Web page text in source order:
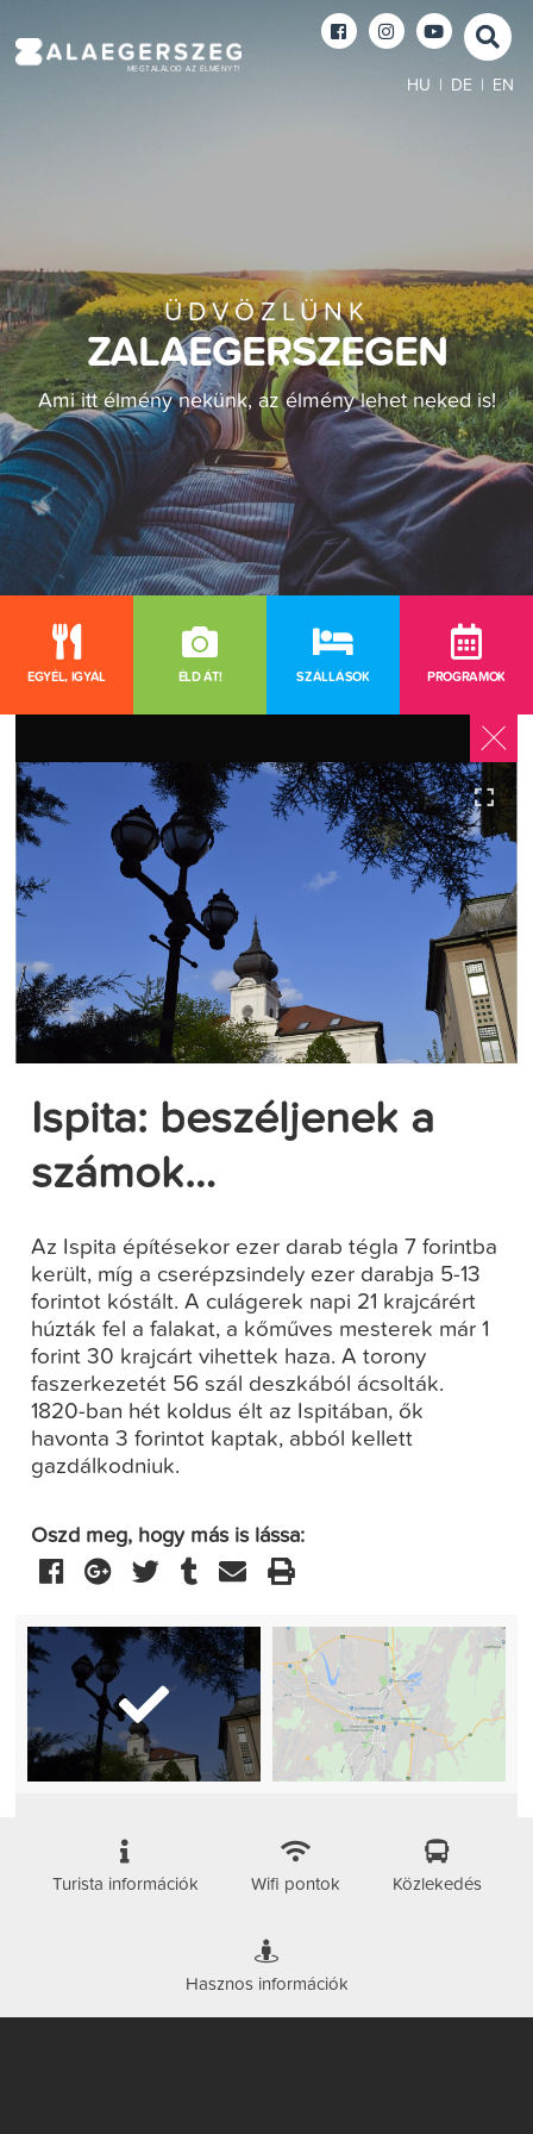
MEGTALÁLOD AZ ÉLMÉNYT!
HU DE EN
ÜDVÖZLÜNK
ZALAEGERSZEGEN
Ami itt élmény nekünk, az élmény lehet neked is!
EGYÉL, IGYÁL ÉLD ÁT! SZÁLLÁSOK PROGRAMOK
Ispita: beszéljenek a
számok…
Az Ispita építésekor ezer darab tégla 7 forintba
került, míg a cserépzsindely ezer darabja 5-13
forintot kóstált. A culágerek napi 21 krajcárért
húzták fel a falakat, a kőműves mesterek már 1
forint 30 krajcárt vihettek haza. A torony
faszerkezetét 56 szál deszkából ácsolták.
1820-ban hét koldus élt az Ispitában, ők
havonta 3 forintot kaptak, abból kellett
gazdálkodniuk.
Oszd meg, hogy más is lássa:
Turista információk Wifi pontok Közlekedés
Hasznos információk